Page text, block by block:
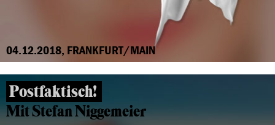
04.12.2018, FRANKFURT/MAIN
Postfaktisch!
Mit Stefan Niggemeier